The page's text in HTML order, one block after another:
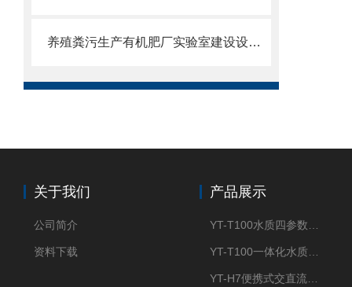
养殖粪污生产有机肥厂实验室建设设备行业厂家推荐选择山东云唐
关于我们
公司简介
资料下载
产品展示